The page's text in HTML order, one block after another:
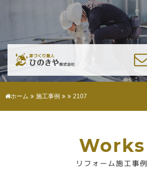
ホーム 施工事例 2107
Works
リフォーム施工事例